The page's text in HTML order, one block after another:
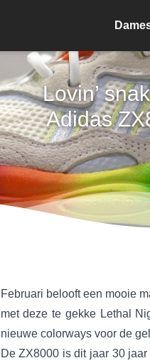
Lovin’
Adidas
Februari belooft een mooie
met deze te gekke Lethal
nieuwe colorways voor de
De ZX8000 is dit jaar 30